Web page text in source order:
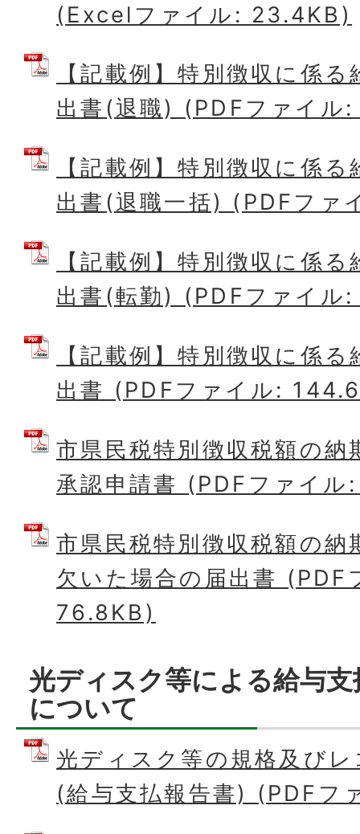
(Excelファイル: 23.4KB)
【記載例】特別徴収に係
出書(退職) (PDFファイル
【記載例】特別徴収に係
出書(退職一括) (PDFファ
【記載例】特別徴収に係
出書(転勤) (PDFファイル
【記載例】特別徴収に係
出書 (PDFファイル:
市県民税特別徴収税額の納
承認申請書 (PDFファイ
市県民税特別徴収税額の納
欠いた場合の届出書 (PDF
76.8KB)
光ディスク等による給与
について
光ディスク等の規格及び
(給与支払報告書) (PDFフ